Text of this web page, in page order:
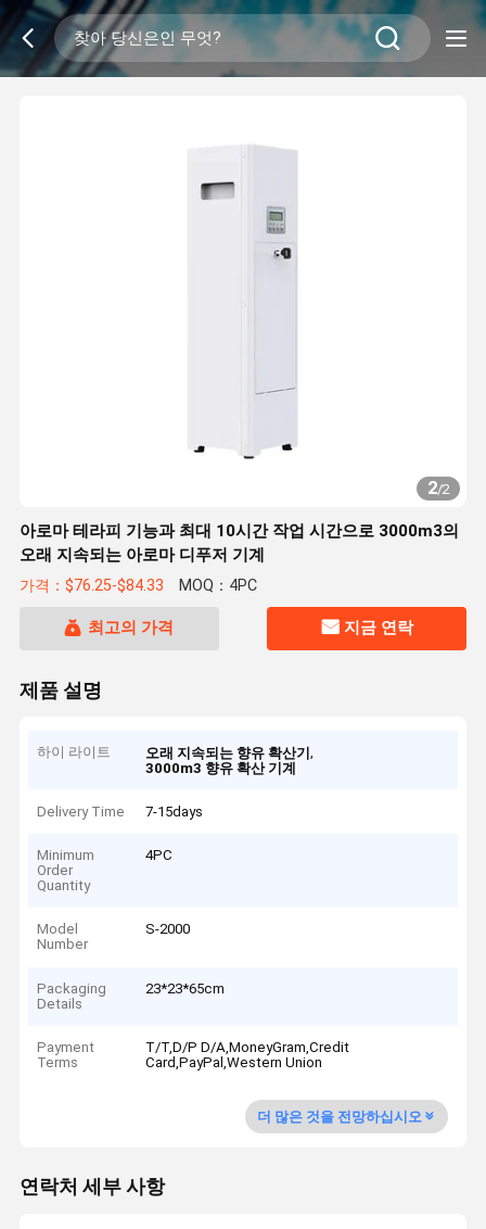
2/2
아로마 테라피 기능과 최대 10시간 작업 시간으로 3000m3의
오래 지속되는 아로마 디푸저 기계
가격：$76.25-$84.33 MOQ：4PC
최고의 가격 지금 연락
제품 설명
하이 라이트 오래 지속되는 향유 확산기,
3000m3 향유 확산 기계
Delivery Time 7-15days
Minimum
Order
Quantity
4PC
Model
Number
S-2000
Packaging
Details
23*23*65cm
Payment
Terms
T/T,D/P D/A,MoneyGram,Credit
Card,PayPal,Western Union
더 많은 것을 전망하십시오
연락처 세부 사항